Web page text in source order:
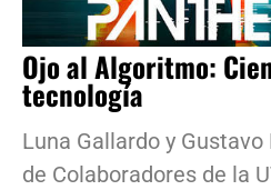
Ojo al Algoritmo:
tecnología
Luna Gallardo y
de Colaboradores de la